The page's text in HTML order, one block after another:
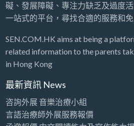
礙、發展障礙、專注力缺乏及過度
一站式的平台，尋找合適的服務和免
SEN.COM.HK aims at being a
related information to the parents
in Hong Kong
最新資訊 News
咨詢外展 音樂治療小組
言語治療師外展服務報價